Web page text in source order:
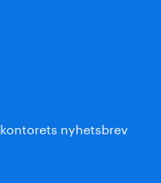
nyhetsbrev